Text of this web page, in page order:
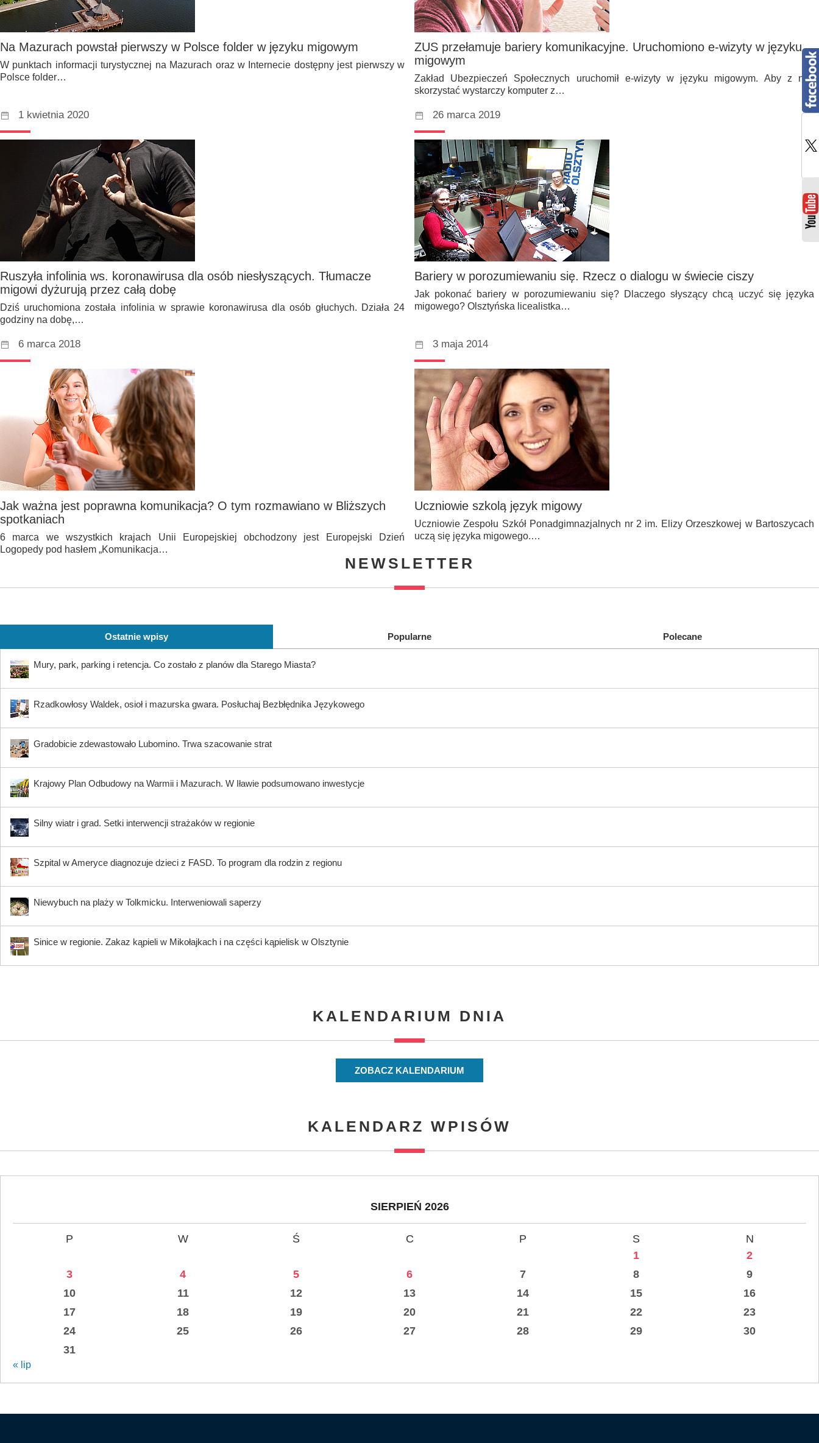
Na Mazurach powstał pierwszy w Polsce folder w języku migowym
W punktach informacji turystycznej na Mazurach oraz w Internecie dostępny jest pierwszy w
Polsce folder…
ZUS przełamuje bariery komunikacyjne. Uruchomiono e-wizyty w języku
migowym
Zakład Ubezpieczeń Społecznych uruchomił e-wizyty w języku migowym. Aby z niej
skorzystać wystarczy komputer z…
1 kwietnia 2020
Ruszyła infolinia ws. koronawirusa dla osób niesłyszących. Tłumacze
migowi dyżurują przez całą dobę
Dziś uruchomiona została infolinia w sprawie koronawirusa dla osób głuchych. Działa 24
godziny na dobę,…
26 marca 2019
Bariery w porozumiewaniu się. Rzecz o dialogu w świecie ciszy
Jak pokonać bariery w porozumiewaniu się? Dlaczego słyszący chcą uczyć się języka
migowego? Olsztyńska licealistka…
6 marca 2018
Jak ważna jest poprawna komunikacja? O tym rozmawiano w Bliższych
spotkaniach
6 marca we wszystkich krajach Unii Europejskiej obchodzony jest Europejski Dzień
Logopedy pod hasłem „Komunikacja…
3 maja 2014
Uczniowie szkolą język migowy
Uczniowie Zespołu Szkół Ponadgimnazjalnych nr 2 im. Elizy Orzeszkowej w Bartoszycach
uczą się języka migowego.…
NEWSLETTER
Ostatnie wpisy Popularne Polecane
Mury, park, parking i retencja. Co zostało z planów dla Starego Miasta?
Rzadkowłosy Waldek, osioł i mazurska gwara. Posłuchaj Bezbłędnika Językowego
Gradobicie zdewastowało Lubomino. Trwa szacowanie strat
Krajowy Plan Odbudowy na Warmii i Mazurach. W Iławie podsumowano inwestycje
Silny wiatr i grad. Setki interwencji strażaków w regionie
Szpital w Ameryce diagnozuje dzieci z FASD. To program dla rodzin z regionu
Niewybuch na plaży w Tolkmicku. Interweniowali saperzy
Sinice w regionie. Zakaz kąpieli w Mikołajkach i na części kąpielisk w Olsztynie
KALENDARIUM DNIA
ZOBACZ KALENDARIUM
KALENDARZ WPISÓW
SIERPIEŃ 2026
P W Ś C P S
N
1
2
3
4 5 6 7 8
9
10
11 12 13 14 15
16
17
18 19 20 21 22
23
24
25 26 27 28 29
30
31
« lip